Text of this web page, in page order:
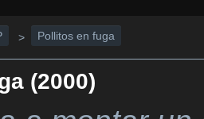
> Pollitos en fuga
(2000)